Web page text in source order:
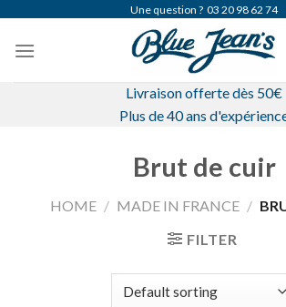
content
Une question ? 03 20 98 62 74
Livraison offerte dès 50€
Plus de 40 ans
Brut de cuir
HOME / MADE IN FRANCE /
FILTER